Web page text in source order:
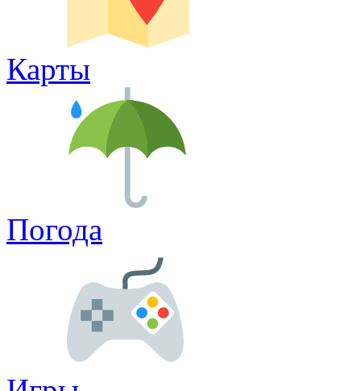
Карты
Погода